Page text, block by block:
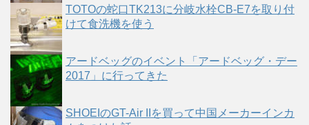
TOTOの蛇口TK213に分岐水栓CB-E7を取り付
けて食洗機を使う
アードベッグのイベント「アードベッグ・デー
2017」に行ってきた
SHOEIのGT-Air IIを買って中国メーカーインカ